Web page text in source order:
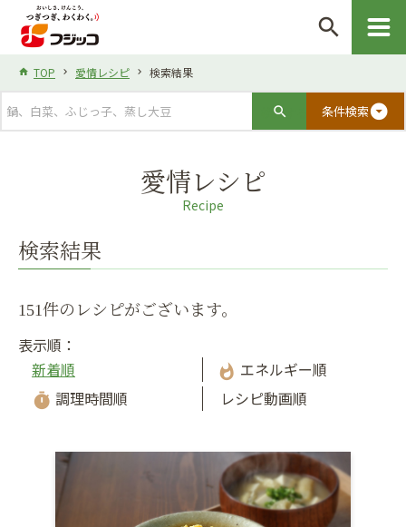
search
TOP 愛情レシピ 検索結果
条件検索arrow_drop_down_circle
愛情レシピ
Recipe
検索結果
151件のレシピがございます。
表示順：
新着順
whatshot エネルギー順
timer 調理時間順 レシピ動画順